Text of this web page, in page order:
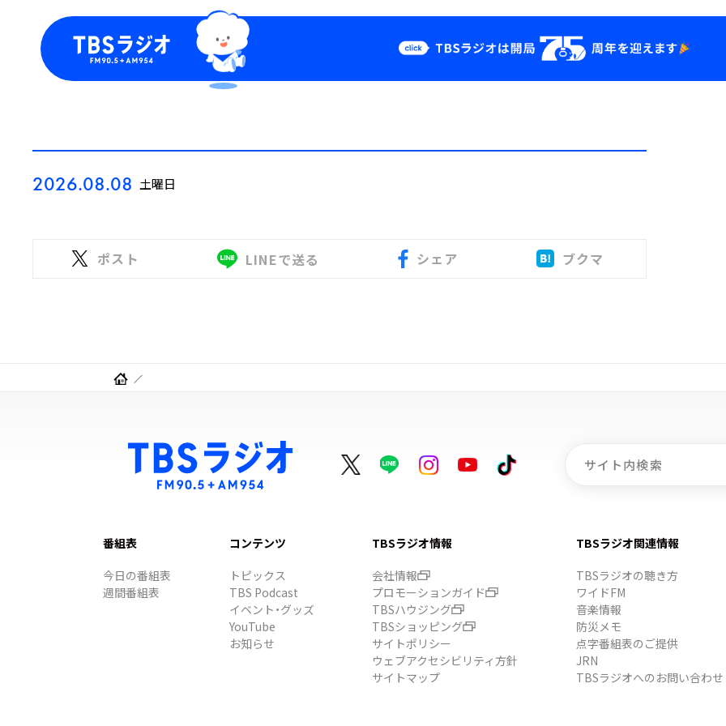
Podcast
YouTube
2026.08.08 土曜日
ポスト LINEで送る シェア ブクマ
番組表
今日の番組表
週間番組表
コンテンツ
トピックス
TBS Podcast
イベント・グッズ
YouTube
お知らせ
TBSラジオ情報
会社情報
プロモーションガイド
TBSハウジング
TBSショッピング
サイトポリシー
ウェブアクセシビリティ方針
サイトマップ
TBSラジオ関連情報
TBSラジオの聴き方
ワイドFM
音楽情報
防災メモ
点字番組表のご提供
JRN
TBSラジオへのお問い合わせ